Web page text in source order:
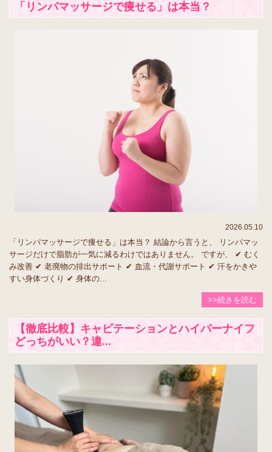
「リンパマッサージで痩せる」は本当？
2026.05.10
「リンパマッサージで痩せる」は本当？ 結論から言うと、 リンパマッ
サージだけで脂肪が一気に減るわけではありません。 ですが、 ✔ むく
み改善 ✔ 老廃物の排出サポート ✔ 血流・代謝サポート ✔ 汗をかきや
すい身体づくり ✔ 身体の...
>>続きを読む
【徹底比較】キャビテーションとハイパーナイフ
どっちがいい？違...